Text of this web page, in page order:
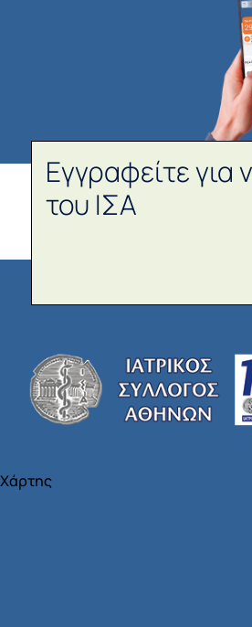
Εγγραφείτε για
του ΙΣΑ
Χάρτης